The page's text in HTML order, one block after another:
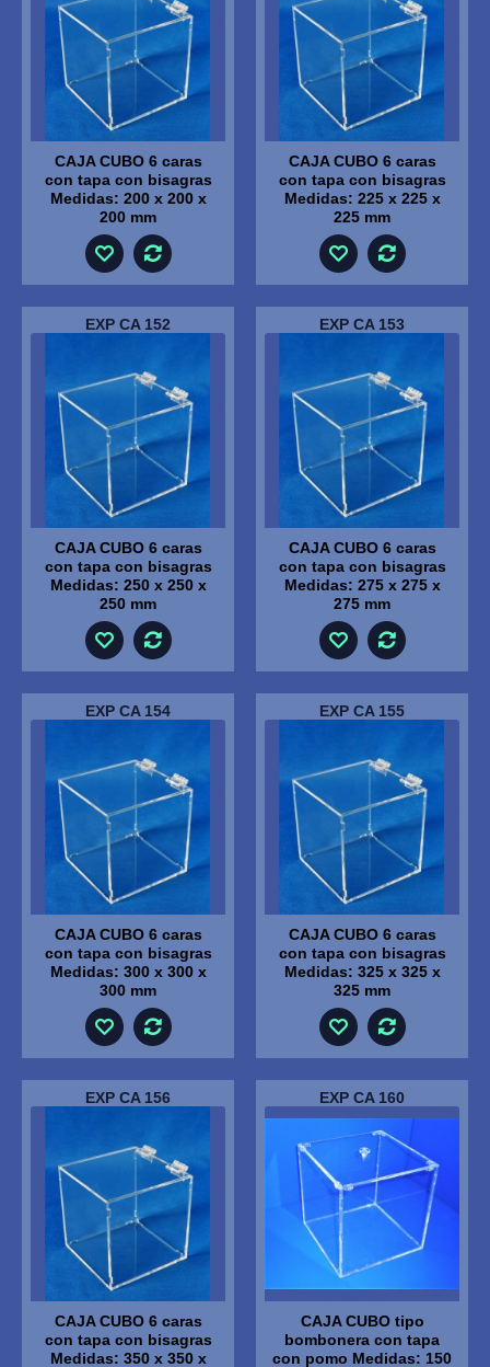
CAJA CUBO 6 caras
con tapa con bisagras
Medidas: 200 x 200 x
200 mm
CAJA CUBO 6 caras
con tapa con bisagras
Medidas: 225 x 225 x
225 mm
EXP CA 152
CAJA CUBO 6 caras
con tapa con bisagras
Medidas: 250 x 250 x
250 mm
EXP CA 153
CAJA CUBO 6 caras
con tapa con bisagras
Medidas: 275 x 275 x
275 mm
EXP CA 154
CAJA CUBO 6 caras
con tapa con bisagras
Medidas: 300 x 300 x
300 mm
EXP CA 155
CAJA CUBO 6 caras
con tapa con bisagras
Medidas: 325 x 325 x
325 mm
EXP CA 156
CAJA CUBO 6 caras
con tapa con bisagras
Medidas: 350 x 350 x
EXP CA 160
CAJA CUBO tipo
bombonera con tapa
con pomo Medidas: 150